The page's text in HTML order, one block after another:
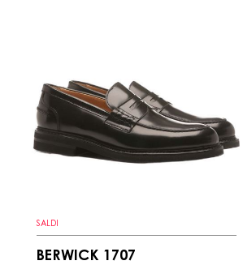
SALDI
BERWICK 1707